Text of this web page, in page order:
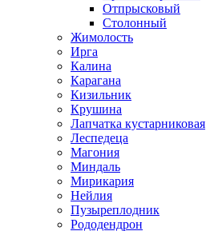
Отпрысковый
Столонный
Жимолость
Ирга
Калина
Карагана
Кизильник
Крушина
Лапчатка кустарниковая
Леспедеца
Магония
Миндаль
Мирикария
Нейлия
Пузыреплодник
Рододендрон